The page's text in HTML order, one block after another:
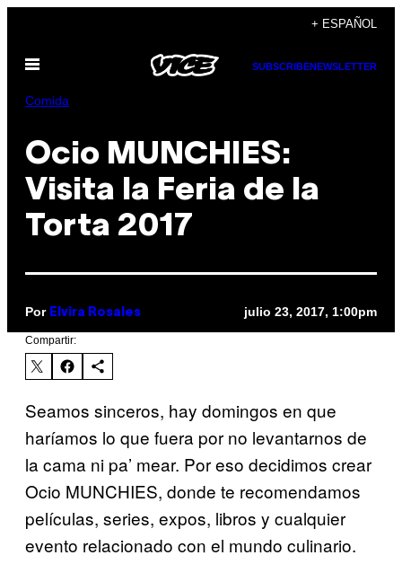
contenido
+ ESPAÑOL
Abrir
SUBSCRIBENEWSLETTER
Comida
Ocio MUNCHIES:
Visita la Feria de la
Torta 2017
Por Elvira Rosales julio 23, 2017, 1:00pm
Compartir:
Seamos sinceros, hay domingos en que
haríamos lo que fuera por no levantarnos de
la cama ni pa’ mear. Por eso decidimos crear
Ocio MUNCHIES, donde te recomendamos
películas, series, expos, libros y cualquier
evento relacionado con el mundo culinario.